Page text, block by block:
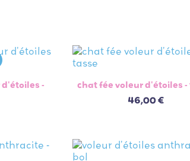
-
 aperçu rapide
chat fée voleur d'étoiles -
46,00 €